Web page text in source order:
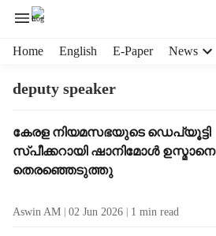
Home English E-Paper News
deputy speaker
T
a
g
s
കേരള നിയമസഭയുടെ ഡെപ്യൂട്ടി
സ്പീക്കറായി ഷാനിമോൾ ഉസ്മാനെ
തെരഞ്ഞെടുത്തു
Aswin AM 02 Jun 2026 1 min read